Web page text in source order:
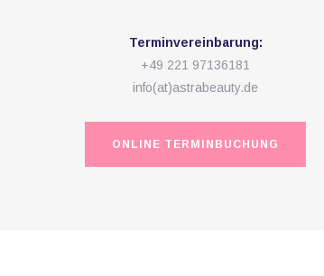
Terminvereinbarung:
+49 221 97136181
info(at)astrabeauty.de
ONLINE TERMINBUCHUNG